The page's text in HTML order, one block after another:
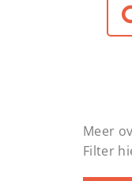
Meer
Filter